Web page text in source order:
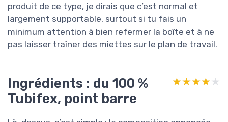
produit de ce type, je dirais que c’est normal et
largement supportable, surtout si tu fais un
minimum attention à bien refermer la boîte et à ne
pas laisser traîner des miettes sur le plan de travail.
Ingrédients : du 100 %
Tubifex, point barre
★★★★★
★★★★★